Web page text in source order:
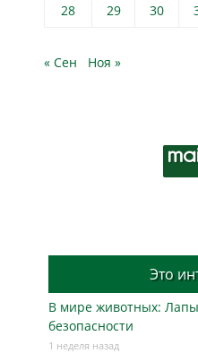
28
29 30
« Сен Ноя »
Это
В мире животных:
безопасности
1 неделя назад